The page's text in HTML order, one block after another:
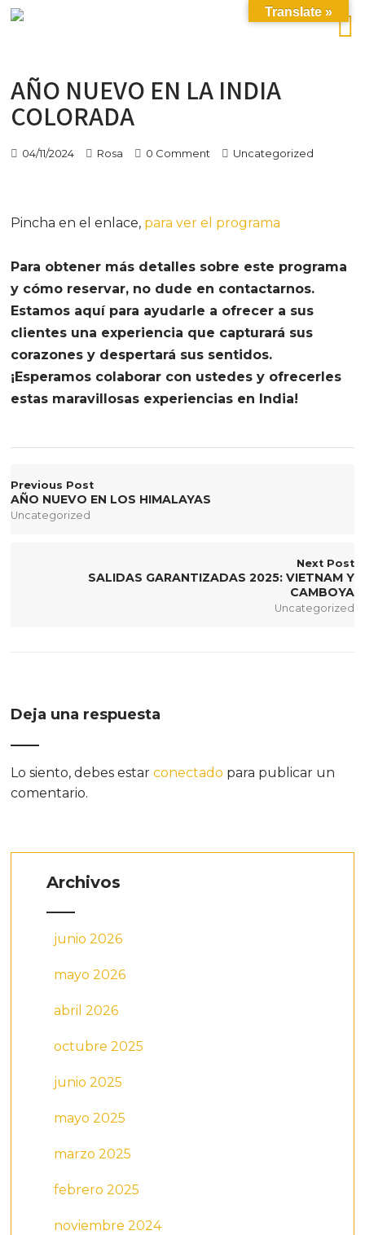
AÑO NUEVO EN LA INDIA
COLORADA
04/11/2024 Rosa 0 Comment Uncategorized
Pincha en el enlace, para ver el programa
Para obtener más detalles sobre este programa
y cómo reservar, no dude en contactarnos.
Estamos aquí para ayudarle a ofrecer a sus
clientes una experiencia que capturará sus
corazones y despertará sus sentidos.
¡Esperamos colaborar con ustedes y ofrecerles
estas maravillosas experiencias en India!
Previous Post
AÑO NUEVO EN LOS HIMALAYAS
Uncategorized
Next Post
SALIDAS GARANTIZADAS 2025: VIETNAM Y
CAMBOYA
Uncategorized
Deja una respuesta
Lo siento, debes estarconectado para publicar un
comentario.
Archivos
junio 2026
mayo 2026
abril 2026
octubre 2025
junio 2025
mayo 2025
marzo 2025
febrero 2025
noviembre 2024
Translate »